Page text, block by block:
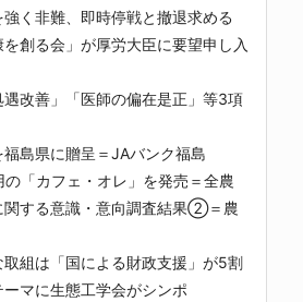
く非難、即時停戦と撤退求める
創る会」が厚労大臣に要望申し入
改善」「医師の偏在是正」等3項
島県に贈呈＝JAバンク福島
「カフェ・オレ」を発売＝全農
する意識・意向調査結果②＝農
組は「国による財政支援」が5割
マに生態工学会がシンポ